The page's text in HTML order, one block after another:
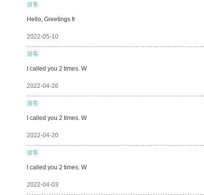
游客
Hello, Greetings fr
2022-05-10
游客
I called you 2 times. W
2022-04-26
游客
I called you 2 times. W
2022-04-20
游客
I called you 2 times. W
2022-04-03